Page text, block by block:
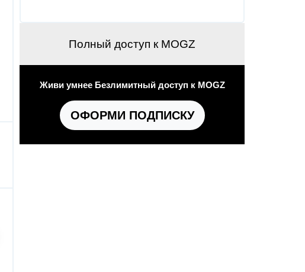
Полный доступ к MOGZ
Живи умнее Безлимитный доступ к MOGZ
ОФОРМИ ПОДПИСКУ